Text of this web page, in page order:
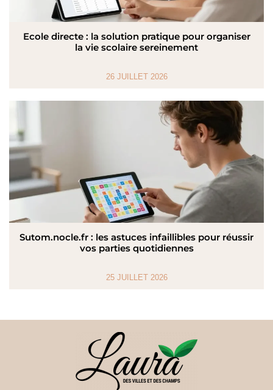
Ecole directe : la solution pratique pour organiser
la vie scolaire sereinement
26 JUILLET 2026
Sutom.nocle.fr : les astuces infaillibles pour réussir
vos parties quotidiennes
25 JUILLET 2026